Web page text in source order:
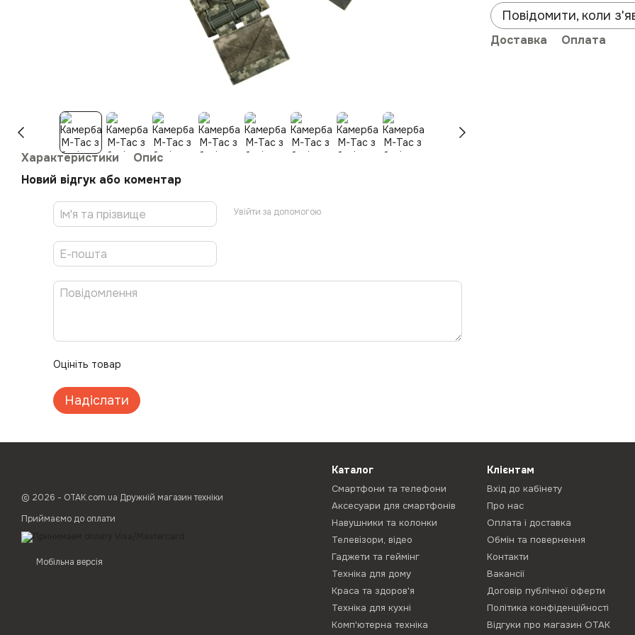
Характеристики
Опис
Новий відгук або коментар
Увійти за допомогою
Оцініть товар
Надіслати
Повідомити, коли
Доставка Оплата
© 2026 - ОТАК.com.ua Дружній магазин техніки
Приймаємо до оплати
Мобільна версія
Каталог
Смартфони та телефони
Аксесуари для смартфонів
Навушники та колонки
Телевізори, відео
Гаджети та геймінг
Техніка для дому
Краса та здоров'я
Техніка для кухні
Комп'ютерна техніка
Клієнтам
Вхід до кабінету
Про нас
Оплата і доставка
Обмін та повернення
Контакти
Вакансії
Договір публічної оферти
Політика конфіденційності
Відгуки про магазин ОТАК